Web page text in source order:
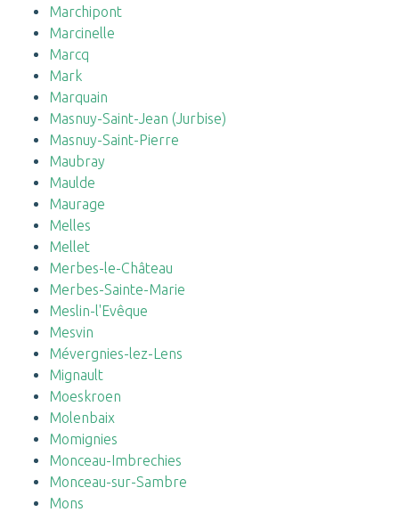
Marchipont
Marcinelle
Marcq
Mark
Marquain
Masnuy-Saint-Jean (Jurbise)
Masnuy-Saint-Pierre
Maubray
Maulde
Maurage
Melles
Mellet
Merbes-le-Château
Merbes-Sainte-Marie
Meslin-l'Evêque
Mesvin
Mévergnies-lez-Lens
Mignault
Moeskroen
Molenbaix
Momignies
Monceau-Imbrechies
Monceau-sur-Sambre
Mons